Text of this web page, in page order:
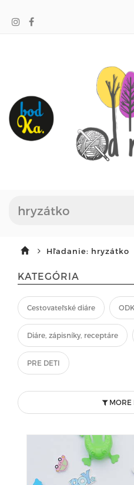
Hľadanie: hryzátko
KATEGÓRIA
Cestovateľské diáre
Diáre, zápisníky, receptáre
PRE DETI
MORE